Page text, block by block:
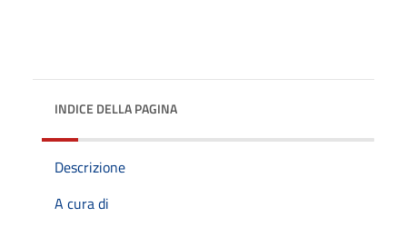
INDICE DELLA PAGINA
Descrizione
A cura di